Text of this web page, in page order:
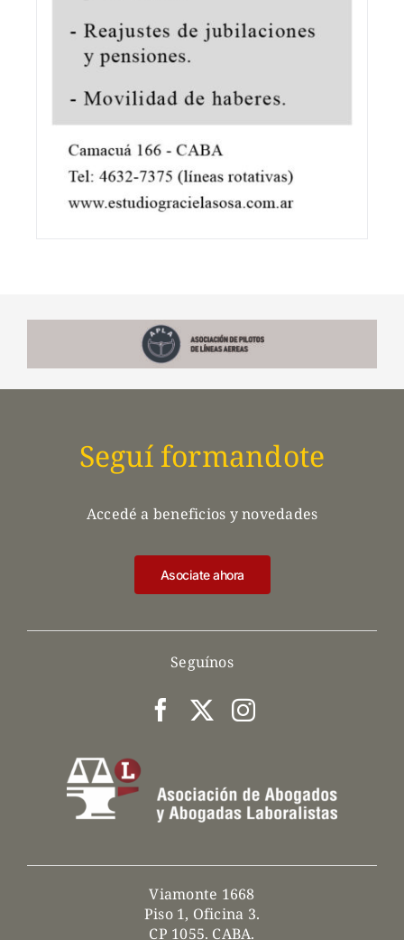
Viamonte 1668
Piso 1, Oficina 3.
CP 1055. CABA.
Seguínos
Seguí formandote
Accedé a beneficios y novedades
Asociate ahora